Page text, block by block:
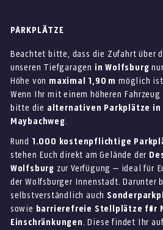
PARKPLÄTZE
Beachtet bitte, dass die Zufahrt über
unseren Tiefgaragen in Wolfsburg
Höhe von maximal 1,90 m möglich
Wenn Ihr mit einem höheren
bitte die alternativen Parkplätze in
Maybachweg.
Rund 1.000 kostenpflichtige
stehen Euch direkt am Gelände der
Wolfsburg zur Verfügung – ideal für
der Wolfsburger Innenstadt. Darunter
selbstverständlich auch
sowie barrierefreie Stellplätze für
Einschränkungen. Diese findet Ihr